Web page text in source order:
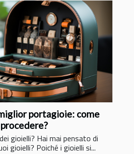
portagioie: come
procedere?
gioielli? Hai mai pensato di
gioielli? Poiché i gioielli si...